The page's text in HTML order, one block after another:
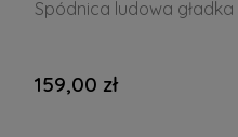
Spódnica ludowa
159,00 zł